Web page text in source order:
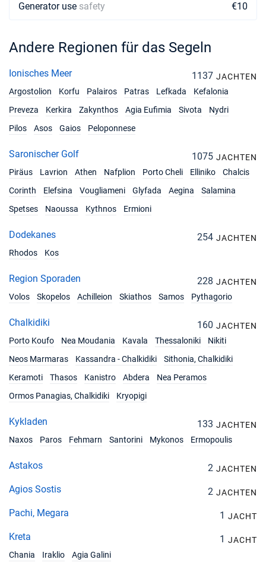
Generator use safety €10
Andere Regionen für das Segeln
Ionisches Meer 1137 JACHTEN
Argostolion
Korfu Palairos Patras Lefkada
Kefalonia
Preveza
Kerkira Zakynthos Agia Eufimia Sivota
Nydri
Pilos
Asos Gaios Peloponnese
Saronischer Golf 1075 JACHTEN
Piräus
Lavrion Athen Nafplion Porto Cheli Elliniko
Chalcis
Corinth
Elefsina Vougliameni Glyfada Aegina
Salamina
Spetses
Naoussa Kythnos Ermioni
Dodekanes 254 JACHTEN
Rhodos
Kos
Region Sporaden 228 JACHTEN
Volos
Skopelos Achilleion Skiathos Samos Pythagorio
Chalkidiki 160 JACHTEN
Porto Koufo
Nea Moudania Kavala Thessaloniki
Nikiti
Neos Marmaras
Kassandra - Chalkidiki
Sithonia, Chalkidiki
Keramoti
Thasos Kanistro Abdera
Nea Peramos
Ormos Panagias, Chalkidiki
Kryopigi
Kykladen 133 JACHTEN
Naxos
Paros Fehmarn Santorini Mykonos Ermopoulis
Astakos 2 JACHTEN
Agios Sostis 2 JACHTEN
Pachi, Megara 1 JACHT
Kreta 1 JACHT
Chania
Iraklio Agia Galini